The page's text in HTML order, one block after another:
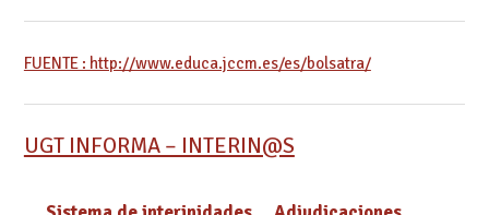
FUENTE : http://www.educa.jccm.es/es/bolsatra/
UGT INFORMA – INTERIN@S